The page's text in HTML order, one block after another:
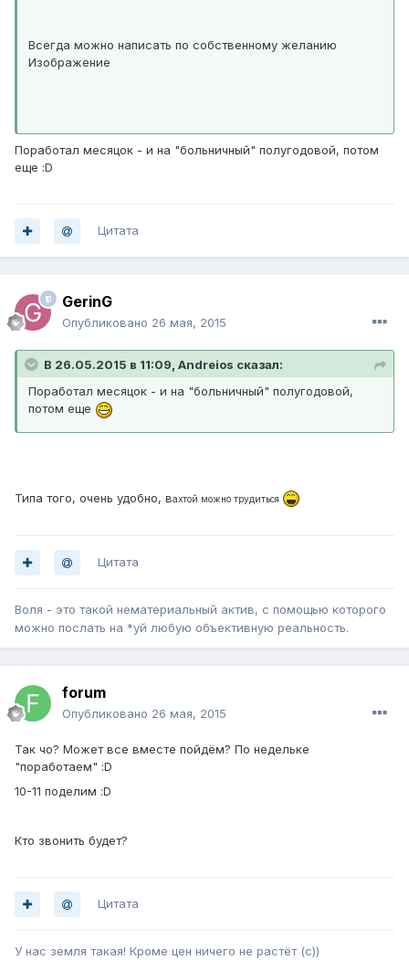
Всегда можно написать по собственному желанию
Изображение
Поработал месяцок - и на "больничный" полугодовой, потом
еще :D
Цитата
GerinG
Опубликовано 26 мая, 2015
В 26.05.2015 в 11:09, Andreios сказал:
Поработал месяцок - и на "больничный" полугодовой,
потом еще
Типа того, очень удобно, вахтой можно трудиться
Цитата
Воля - это такой нематериальный актив, с помощью которого
можно послать на *уй любую объективную реальность.
forum
Опубликовано 26 мая, 2015
Так чо? Может все вместе пойдём? По недельке
"поработаем" :D
10-11 поделим :D
Кто звонить будет?
Цитата
У нас земля такая! Кроме цен ничего не растёт (с))